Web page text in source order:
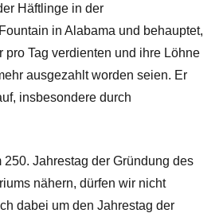
Häftlinge in der
in Alabama und behauptet,
pro Tag verdienten und ihre Löhne
ausgezahlt worden seien. Er
insbesondere durch
Jahrestag der Gründung des
nähern, dürfen wir nicht
dabei um den Jahrestag der